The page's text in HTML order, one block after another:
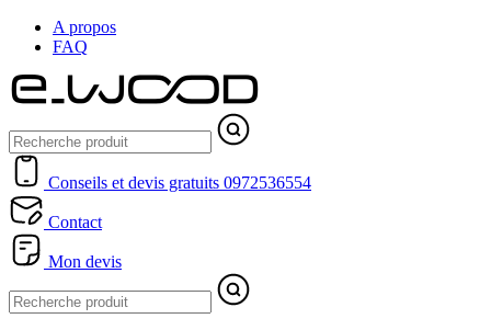
A propos
FAQ
Conseils et devis gratuits 0972536554
Contact
Mon devis